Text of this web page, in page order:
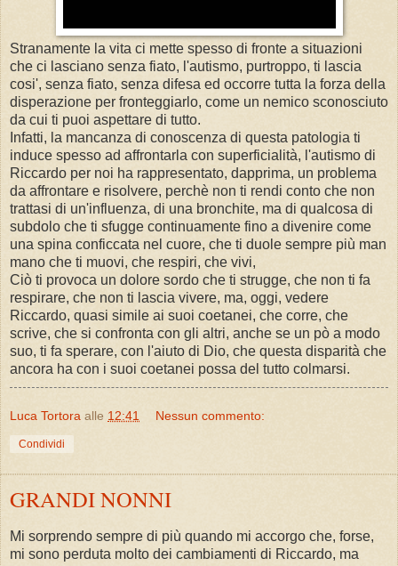
Stranamente la vita ci mette spesso di fronte a situazioni
che ci lasciano senza fiato, l'autismo, purtroppo, ti lascia
cosi', senza fiato, senza difesa ed occorre tutta la forza della
disperazione per fronteggiarlo, come un nemico sconosciuto
da cui ti puoi aspettare di tutto.
Infatti, la mancanza di conoscenza di questa patologia ti
induce spesso ad affrontarla con superficialità, l'autismo di
Riccardo per noi ha rappresentato, dapprima, un problema
da affrontare e risolvere, perchè non ti rendi conto che non
trattasi di un'influenza, di una bronchite, ma di qualcosa di
subdolo che ti sfugge continuamente fino a divenire come
una spina conficcata nel cuore, che ti duole sempre più man
mano che ti muovi, che respiri, che vivi,
Ciò ti provoca un dolore sordo che ti strugge, che non ti fa
respirare, che non ti lascia vivere, ma, oggi, vedere
Riccardo, quasi simile ai suoi coetanei, che corre, che
scrive, che si confronta con gli altri, anche se un pò a modo
suo, ti fa sperare, con l'aiuto di Dio, che questa disparità che
ancora ha con i suoi coetanei possa del tutto colmarsi.
Luca Tortora alle 12:41 Nessun commento:
Condividi
GRANDI NONNI
Mi sorprendo sempre di più quando mi accorgo che, forse,
mi sono perduta molto dei cambiamenti di Riccardo, ma